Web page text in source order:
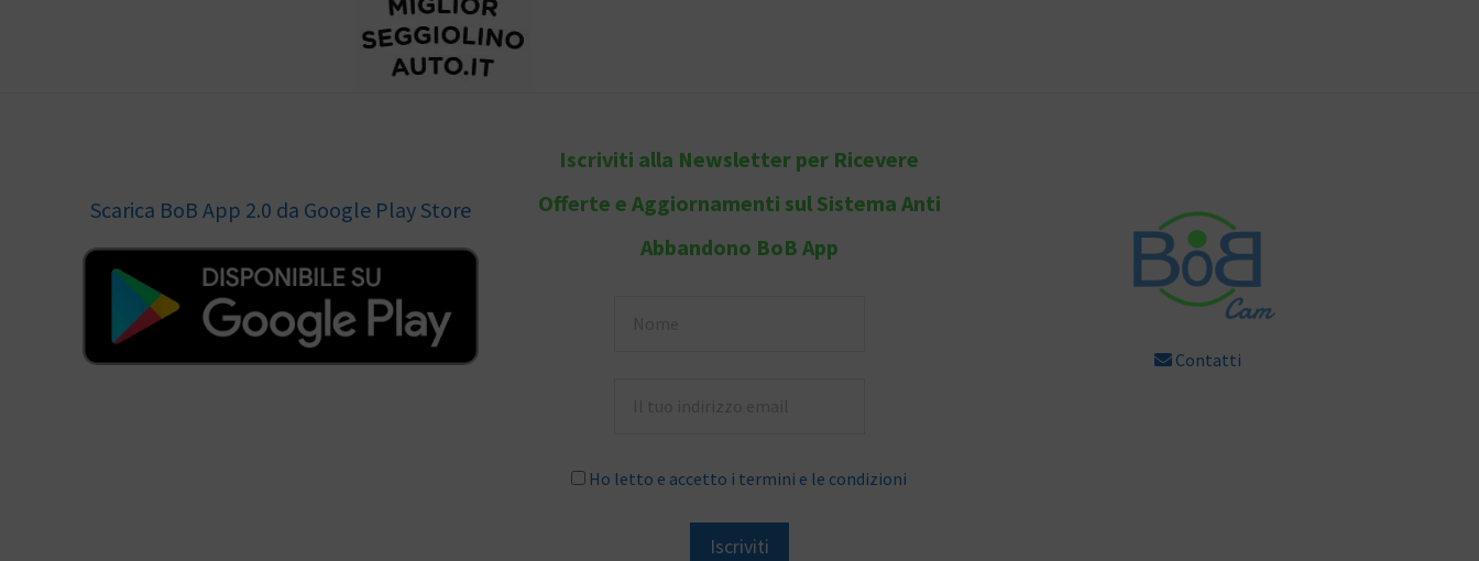
Scarica BoB App 2.0 da Google Play Store
Iscriviti alla Newsletter per Ricevere
Offerte e Aggiornamenti sul Sistema Anti
Abbandono BoB App
Ho letto e accetto i termini e le condizioni
Contatti